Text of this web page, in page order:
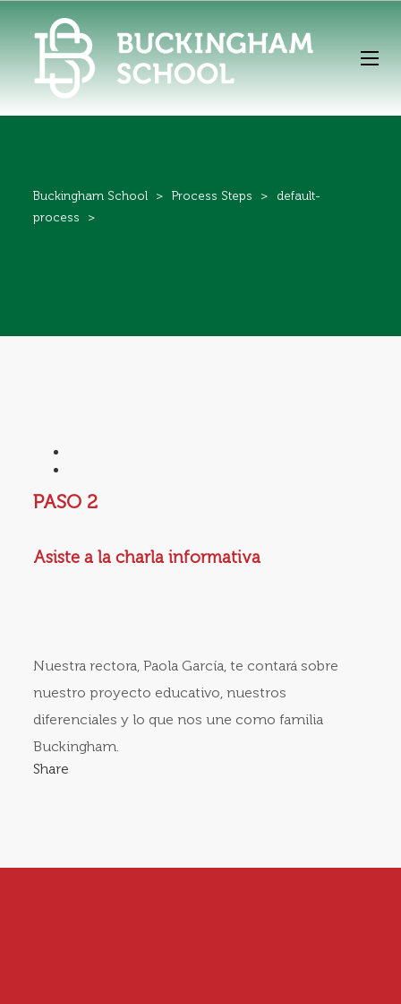
Buckingham School > Process Steps >
default-
process
>
PASO 2
Asiste a la charla informativa
Nuestra rectora, Paola García, te contará sobre
nuestro proyecto educativo, nuestros
diferenciales y lo que nos une como familia
Buckingham.
Share